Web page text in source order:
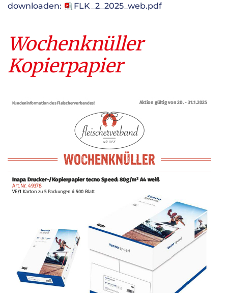
downloaden:
FLK_2_2025_web.pdf
Wochenknüller
Kopierpapier